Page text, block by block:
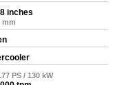
inches
mm
PS / 130 kW